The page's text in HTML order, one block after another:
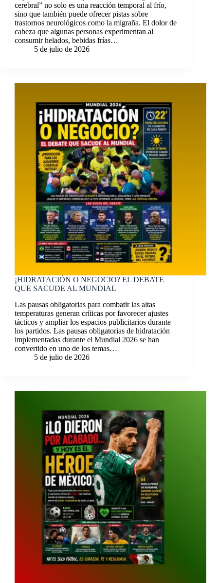
cerebral” no solo es una reacción temporal al frío,
sino que también puede ofrecer pistas sobre
trastornos neurológicos como la migraña. El dolor de
cabeza que algunas personas experimentan al
consumir helados, bebidas frías…
5 de julio de 2026
¡HIDRATACIÓN O NEGOCIO? EL DEBATE
QUE SACUDE AL MUNDIAL
Las pausas obligatorias para combatir las altas
temperaturas generan críticas por favorecer ajustes
tácticos y ampliar los espacios publicitarios durante
los partidos. Las pausas obligatorias de hidratación
implementadas durante el Mundial 2026 se han
convertido en uno de los temas…
5 de julio de 2026